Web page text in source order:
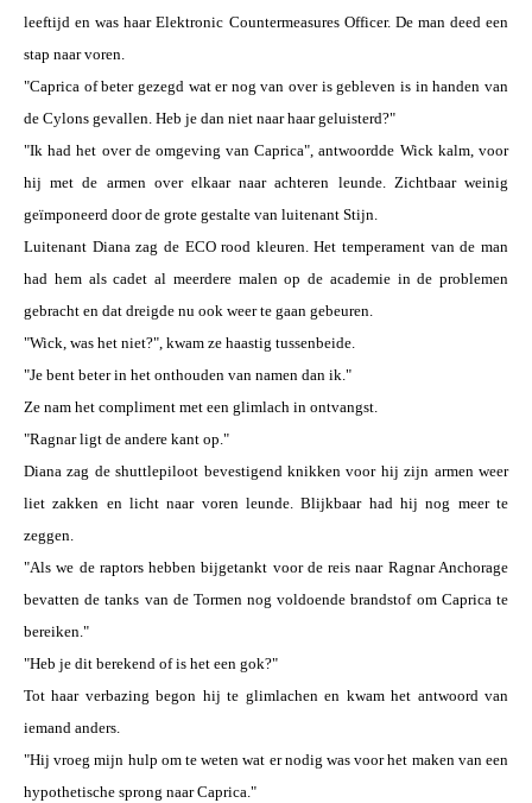
leeftijd en was haar Elektronic Countermeasures Officer. De man deed een
stap naar voren.
"Caprica of beter gezegd wat er nog van over is gebleven is in handen van
de Cylons gevallen. Heb je dan niet naar haar geluisterd?"
"Ik had het over de omgeving van Caprica", antwoordde Wick kalm, voor
hij met de armen over elkaar naar achteren leunde. Zichtbaar weinig
geïmponeerd door de grote gestalte van luitenant Stijn.
Luitenant Diana zag de ECO rood kleuren. Het temperament van de man
had hem als cadet al meerdere malen op de academie in de problemen
gebracht en dat dreigde nu ook weer te gaan gebeuren.
"Wick, was het niet?", kwam ze haastig tussenbeide.
"Je bent beter in het onthouden van namen dan ik."
Ze nam het compliment met een glimlach in ontvangst.
"Ragnar ligt de andere kant op."
Diana zag de shuttlepiloot bevestigend knikken voor hij zijn armen weer
liet zakken en licht naar voren leunde. Blijkbaar had hij nog meer te
zeggen.
"Als we de raptors hebben bijgetankt voor de reis naar Ragnar Anchorage
bevatten de tanks van de Tormen nog voldoende brandstof om Caprica te
bereiken."
"Heb je dit berekend of is het een gok?"
Tot haar verbazing begon hij te glimlachen en kwam het antwoord van
iemand anders.
"Hij vroeg mijn hulp om te weten wat er nodig was voor het maken van een
hypothetische sprong naar Caprica."